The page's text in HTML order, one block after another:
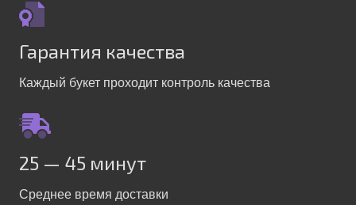
Гарантия качества
Каждый букет проходит контроль качества
25 — 45 минут
Среднее время доставки